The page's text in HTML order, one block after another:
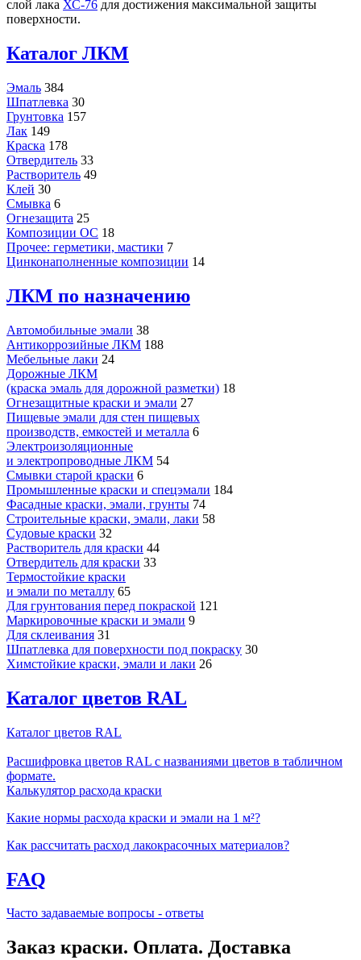
слой лака ХС-76 для достижения максимальной защиты
поверхности.
Каталог ЛКМ
Эмаль 384
Шпатлевка 30
Грунтовка 157
Лак 149
Краска 178
Отвердитель 33
Растворитель 49
Клей 30
Смывка 6
Огнезащита 25
Композиции ОС 18
Прочее: герметики, мастики 7
Цинконаполненные композиции 14
ЛКМ по назначению
Автомобильные эмали 38
Антикоррозийные ЛКМ 188
Мебельные лаки 24
Дорожные ЛКМ
(краска эмаль для дорожной разметки) 18
Огнезащитные краски и эмали 27
Пищевые эмали для стен пищевых
производств, емкостей и металла 6
Электроизоляционные
и электропроводные ЛКМ 54
Смывки старой краски 6
Промышленные краски и спецэмали 184
Фасадные краски, эмали, грунты 74
Строительные краски, эмали, лаки 58
Судовые краски 32
Растворитель для краски 44
Отвердитель для краски 33
Термостойкие краски
и эмали по металлу 65
Для грунтования перед покраской 121
Маркировочные краски и эмали 9
Для склеивания 31
Шпатлевка для поверхности под покраску 30
Химстойкие краски, эмали и лаки 26
Каталог цветов RAL
Каталог цветов RAL
Расшифровка цветов RAL с названиями цветов в табличном
формате.
Калькулятор расхода краски
Какие нормы расхода краски и эмали на 1 м²?
Как рассчитать расход лакокрасочных материалов?
FAQ
Часто задаваемые вопросы - ответы
Заказ краски. Оплата. Доставка